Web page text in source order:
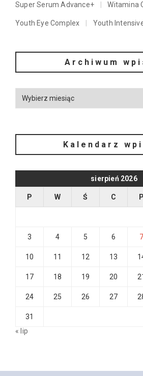
Super Serum Advance+ Witamina
Youth Eye Complex Youth
Archiwum
Kalendarz
sierpień 2026
P W Ś C P
3 4 5 6 7
10 11 12 13
17 18 19 20
24 25 26 27
31
« lip